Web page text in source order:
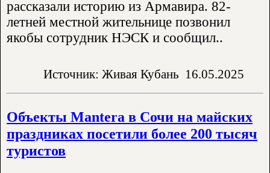
рассказали историю из Армавира. 82-
летней местной жительнице позвонил
якобы сотрудник НЭСК и сообщил..
Источник: Живая Кубань 16.05.2025
Объекты Mantera в Сочи на майских
праздниках посетили более 200 тысяч
туристов